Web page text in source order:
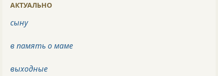
АКТУАЛЬНО
сыну
в память о маме
выходные